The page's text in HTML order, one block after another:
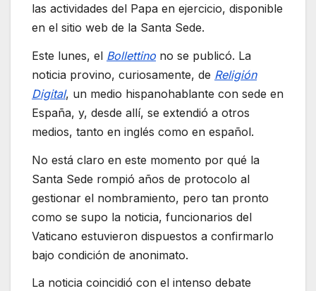
las actividades del Papa en ejercicio, disponible
en el sitio web de la Santa Sede.
Este lunes, el Bollettino no se publicó. La
noticia provino, curiosamente, de Religión
Digital, un medio hispanohablante con sede en
España, y, desde allí, se extendió a otros
medios, tanto en inglés como en español.
No está claro en este momento por qué la
Santa Sede rompió años de protocolo al
gestionar el nombramiento, pero tan pronto
como se supo la noticia, funcionarios del
Vaticano estuvieron dispuestos a confirmarlo
bajo condición de anonimato.
La noticia coincidió con el intenso debate